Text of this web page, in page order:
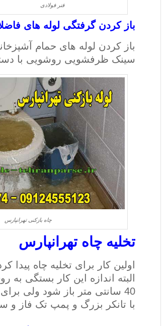
فنر فولادی
باز کردن گرفتگی لوله های
باز کردن لوله های حمام
سینک ظرفشویی روشویی با
چاه بازکنی تهرانپارس
تخلیه چاه تهرانپارس
اولین کار برای تخلیه چاه
البته اندازه این کار بستگی
با تانکر بزرگ و پمپ تک فاز